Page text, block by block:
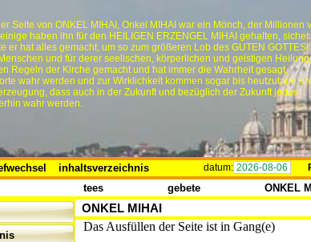
Seite von ONKEL MIHAI, Onkel MIHAI war ein Mönch, der Millionen
haben ihn für den HEILIGEN ERZENGEL MIHAI gehalten, sicher
er hat alles gemacht, um so zum größeren Lob des GUTEN GOTTES,
und für derer seelischen, körperlichen und geistigen Heilung,
Regeln der Kirche gemacht und hat immer die Wahrheit gesagt,
wahr werden und zur Wirklichkeit kommen sogar bis heutzutage
dass auch in der Zukunft und bezüglich der Zukunft jedes
wahr werden.
inhaltsverzeichnis datum: 2026-08-06
tees gebete ONKEL
ONKEL MIHAI
Das Ausfüllen der Seite ist in Gang(e)